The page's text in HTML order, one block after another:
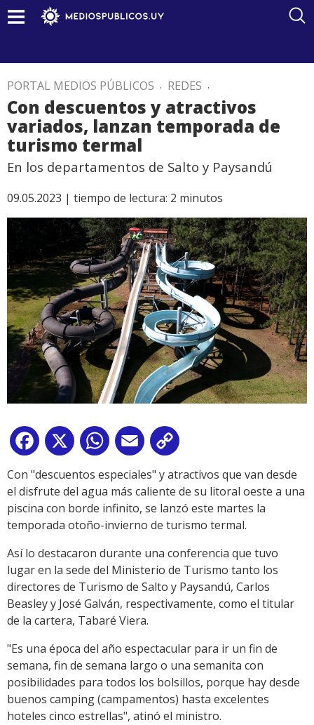
PORTAL MEDIOS PÚBLICOS . REDES .
Con descuentos y atractivos
variados, lanzan temporada de
turismo termal
En los departamentos de Salto y Paysandú
09.05.2023 | tiempo de lectura: 2 minutos
Facebook
X WhatsApp
Email
Link
Con "descuentos especiales" y atractivos que van desde
el disfrute del agua más caliente de su litoral oeste a una
piscina con borde infinito, se lanzó este martes la
temporada otoño-invierno de turismo termal.
Así lo destacaron durante una conferencia que tuvo
lugar en la sede del Ministerio de Turismo tanto los
directores de Turismo de Salto y Paysandú, Carlos
Beasley y José Galván, respectivamente, como el titular
de la cartera, Tabaré Viera.
"Es una época del año espectacular para ir un fin de
semana, fin de semana largo o una semanita con
posibilidades para todos los bolsillos, porque hay desde
buenos camping (campamentos) hasta excelentes
hoteles cinco estrellas", atinó el ministro.